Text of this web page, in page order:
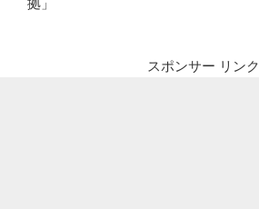
拠」
スポンサー リンク